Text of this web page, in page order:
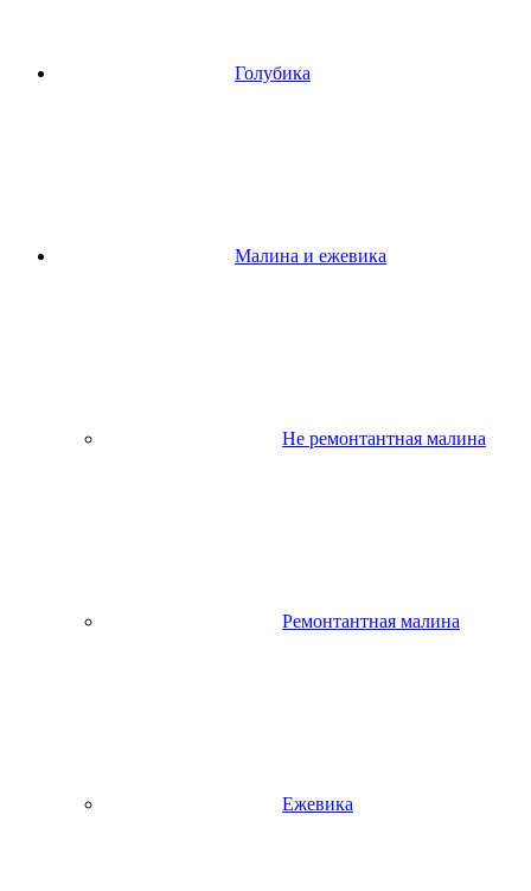
Голубика
Малина и ежевика
Не ремонтантная малина
Ремонтантная малина
Ежевика